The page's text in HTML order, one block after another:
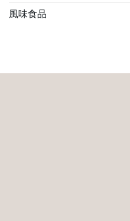
風味食品